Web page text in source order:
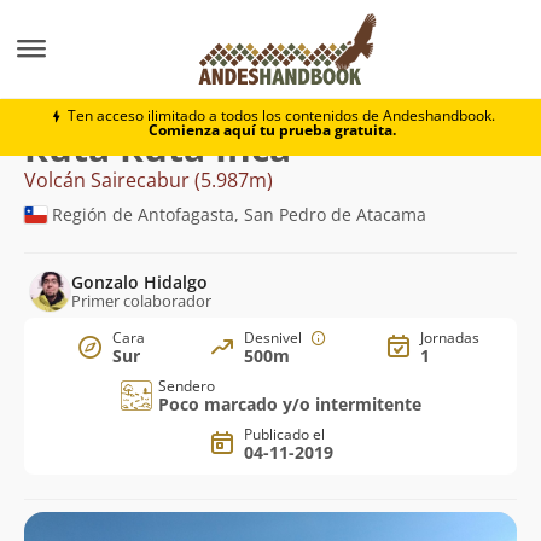
Ten acceso ilimitado a todos los contenidos de Andeshandbook.
Comienza aquí tu prueba gratuita.
Volcán Sairecabur Ruta Inca
Ruta Ruta Inca
Volcán Sairecabur (5.987m)
Región de Antofagasta, San Pedro de Atacama
Gonzalo Hidalgo
Primer colaborador
Cara
Sur
Desnivel
500m
Jornadas
1
Sendero
Poco marcado y/o intermitente
Publicado el
04-11-2019